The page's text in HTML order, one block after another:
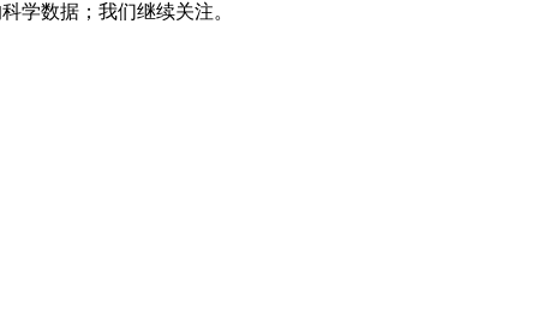
学数据；我们继续关注。